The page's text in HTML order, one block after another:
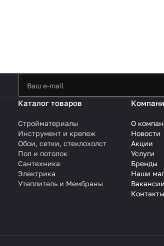
Каталог товаров
Стройматериалы
Инструмент и крепеж
Обои, сетки, стеклохолст
Пол и потолок
Сантехника
Электрика
Утеплитель и Мембраны
О
Новости
Акции
Услуги
Бренды
Наши
Вакансии
Контакты